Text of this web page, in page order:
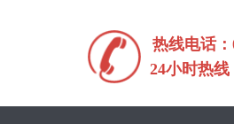
热线电话：
24小时热线